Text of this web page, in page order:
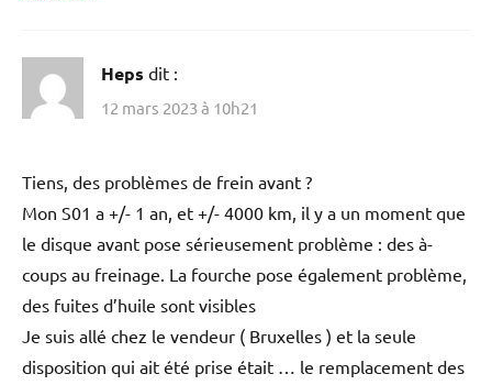
Heps dit :
12 mars 2023 à 10h21
Tiens, des problèmes de frein avant ?
Mon S01 a +/- 1 an, et +/- 4000 km, il y a un moment que
le disque avant pose sérieusement problème : des à-
coups au freinage. La fourche pose également problème,
des fuites d’huile sont visibles
Je suis allé chez le vendeur ( Bruxelles ) et la seule
disposition qui ait été prise était … le remplacement des